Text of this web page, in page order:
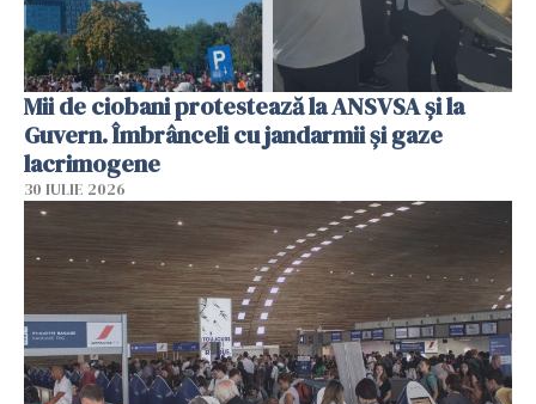
Mii de ciobani protestează la ANSVSA și la
Guvern. Îmbrânceli cu jandarmii și gaze
lacrimogene
30 IULIE 2026